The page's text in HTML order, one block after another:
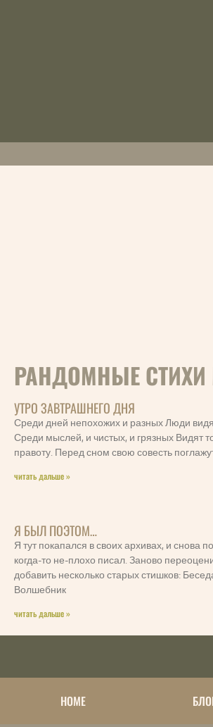
РАНДОМНЫЕ
УТРО ЗАВТРАШНЕГО ДНЯ
Среди дней непохожих и разных Люди
Среди мыслей, и чистых, и грязных Видят
правоту. Перед сном свою совесть
читать дальше »
Я БЫЛ ПОЭТОМ…
Я тут покапался в своих архивах, и снова
когда-то не-плохо писал. Заново
добавить несколько старых стишков:
Волшебник
читать дальше »
НОМЕ